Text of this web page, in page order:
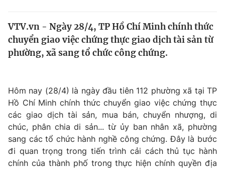
Thế giới
Tin tức
Câu chuyện quốc tế
Kinh tế
Thị trường
Góc doanh nghiệp
Truyền hình
Phim VTV
Hậu trường
Giải trí
Điện ảnh
VTV.vn - Ngày 28/4, TP Hồ Chí Minh chính thức
chuyển giao việc chứng thực giao dịch tài sản từ
phường, xã sang tổ chức công chứng.
Hôm nay (28/4) là ngày đầu tiên 112 phường xã tại TP
Hồ Chí Minh chính thức chuyển giao việc chứng thực
các giao dịch tài sản, mua bán, chuyển nhượng, di
chúc, phân chia di sản... từ ủy ban nhân xã, phường
sang các tổ chức hành nghề công chứng. Đây là bước
đi quan trọng trong tiến trình cải cách thủ tục hành
chính của thành phố trong thực hiện chính quyền địa